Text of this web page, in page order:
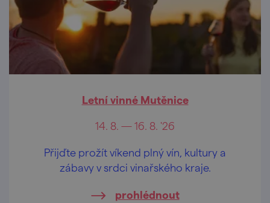
Letní vinné Mutěnice
14. 8. — 16. 8. '26
Přijďte prožít víkend plný vín, kultury a
zábavy v srdci vinařského kraje.
prohlédnout